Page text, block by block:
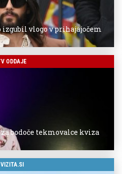
izgubil vlogo v prihajajočem
ODDAJE
bodoče tekmovalce kviza
VIZITA.SI